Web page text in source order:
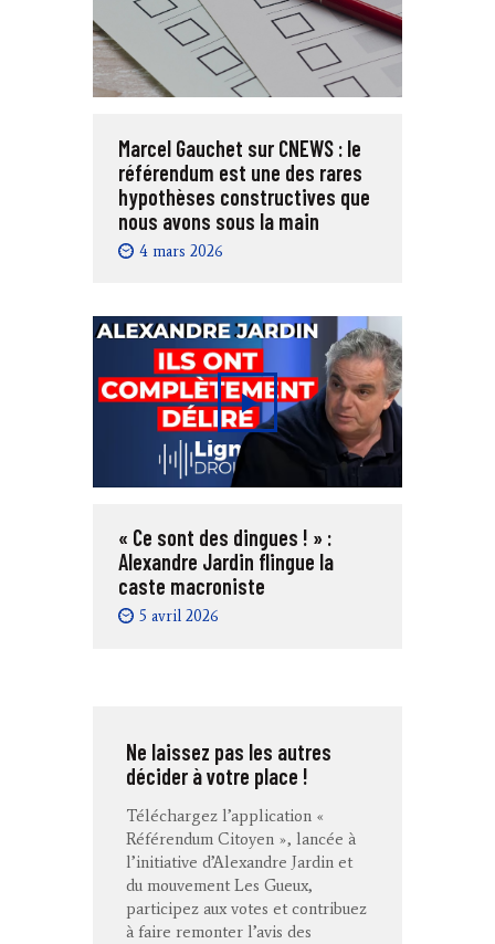
Marcel Gauchet sur CNEWS : le
référendum est une des rares
hypothèses constructives que
nous avons sous la main
4 mars 2026
« Ce sont des dingues ! » :
Alexandre Jardin flingue la
caste macroniste
5 avril 2026
Ne laissez pas les autres
décider à votre place !
Téléchargez l’application «
Référendum Citoyen », lancée à
l’initiative d’Alexandre Jardin et
du mouvement Les Gueux,
participez aux votes et contribuez
à faire remonter l’avis des